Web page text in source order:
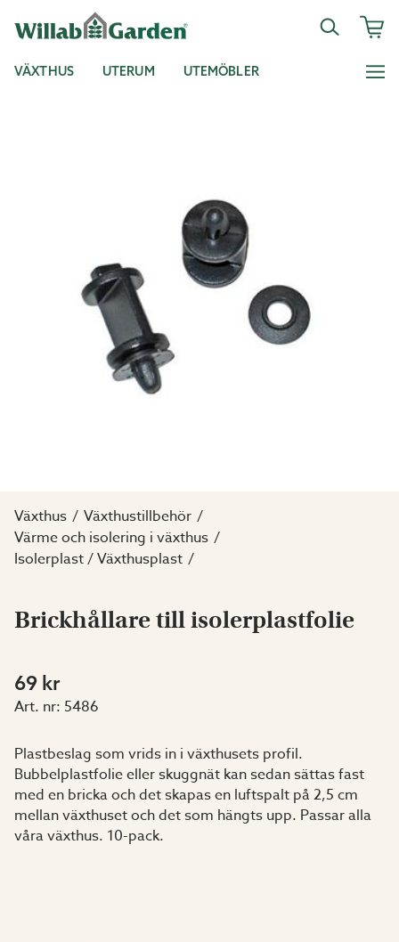
VÄXTHUS UTERUM UTEMÖBLER
Växthus
Växthustillbehör
Värme och isolering i växthus
Isolerplast / Växthusplast
Brickhållare till isolerplastfolie
69 kr
Art. nr: 5486
Plastbeslag som vrids in i växthusets profil.
Bubbelplastfolie eller skuggnät kan sedan sättas fast
med en bricka och det skapas en luftspalt på 2,5 cm
mellan växthuset och det som hängts upp. Passar alla
våra växthus. 10-pack.